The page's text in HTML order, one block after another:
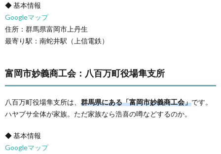
◆ 基本情報
Googleマップ
住所：群馬県富岡市上丹生
最寄り駅：南蛇井駅（上信電鉄）
富岡市妙義商工会：八百万町役場隼支所
八百万町役場隼支所は、 群馬県にある「富岡市妙義商工会」です。
ハヤブサ全体が家族。ただ家族なら浩喜の噂などするのか。
◆ 基本情報
Googleマップ